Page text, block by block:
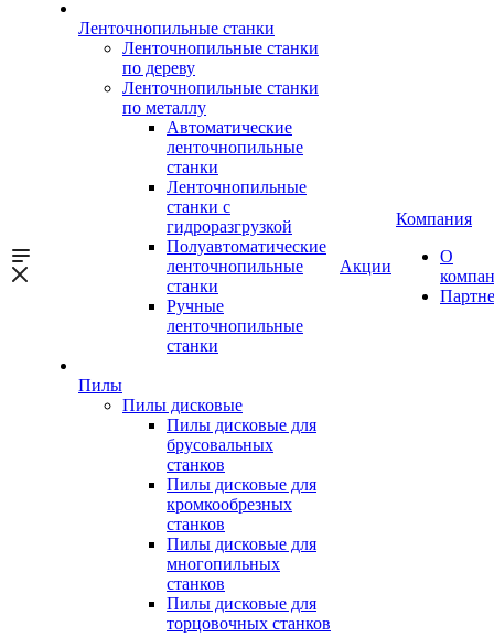
Ленточнопильные станки
Ленточнопильные станки
по дереву
Ленточнопильные станки
по металлу
Автоматические
ленточнопильные
станки
Ленточнопильные
станки с
гидроразгрузкой
Полуавтоматические
ленточнопильные
станки
Ручные
ленточнопильные
станки
Пилы
Пилы дисковые
Пилы дисковые для
брусовальных
станков
Пилы дисковые для
кромкообрезных
станков
Пилы дисковые для
многопильных
станков
Пилы дисковые для
торцовочных станков
Акции
Компания
О